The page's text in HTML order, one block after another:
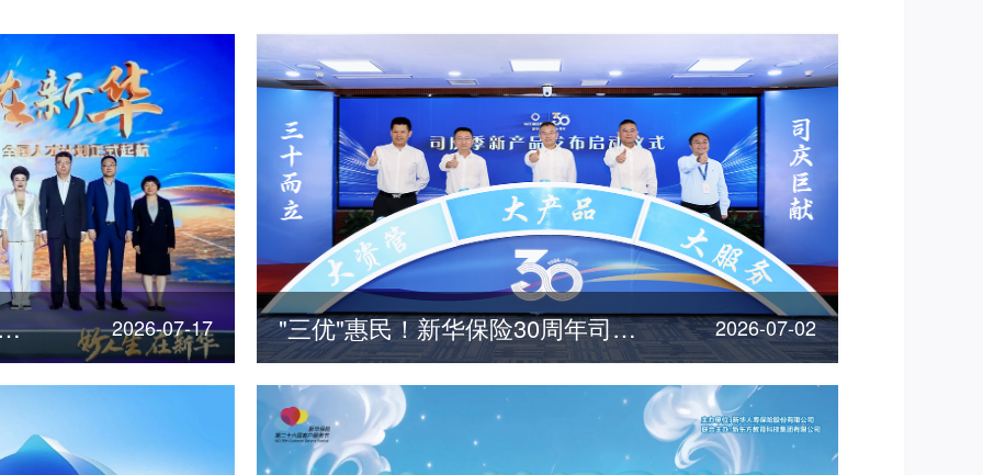
年点亮三十城”全国人才计划 2026-07-17 "三优"惠民！新华保险30周年司庆重磅产品发布 2026-07-02